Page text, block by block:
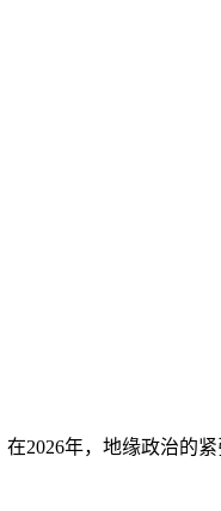
2026年，地缘政治的